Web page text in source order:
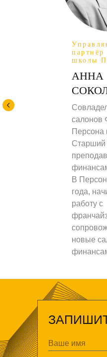
партнёр
школы
АННА
салонов
Персона
Старший
В
года,
работу с
новые